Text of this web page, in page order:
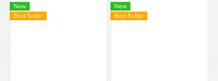
New
Best Seller
New
Best Seller